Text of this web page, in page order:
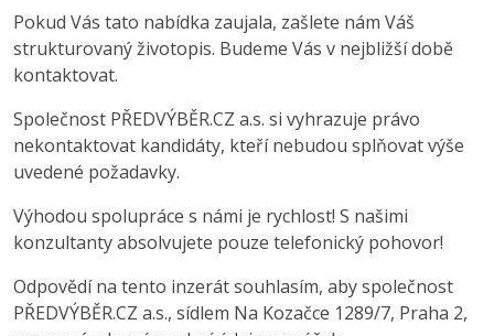
Pokud Vás tato nabídka zaujala, zašlete nám Váš
strukturovaný životopis. Budeme Vás v nejbližší době
kontaktovat.
Společnost PŘEDVÝBĚR.CZ a.s. si vyhrazuje právo
nekontaktovat kandidáty, kteří nebudou splňovat výše
uvedené požadavky.
Výhodou spolupráce s námi je rychlost! S našimi
konzultanty absolvujete pouze telefonický pohovor!
Odpovědí na tento inzerát souhlasím, aby společnost
PŘEDVÝBĚR.CZ a.s., sídlem Na Kozačce 1289/7, Praha 2,